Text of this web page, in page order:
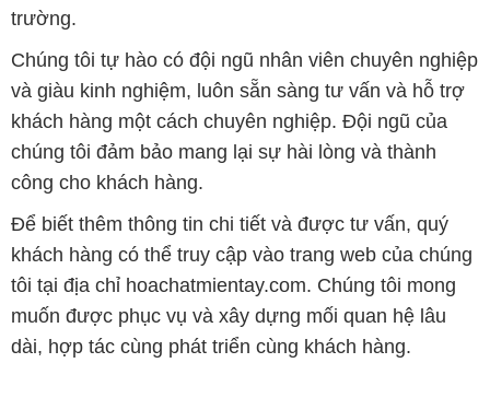
trường.
Chúng tôi tự hào có đội ngũ nhân viên chuyên nghiệp
và giàu kinh nghiệm, luôn sẵn sàng tư vấn và hỗ trợ
khách hàng một cách chuyên nghiệp. Đội ngũ của
chúng tôi đảm bảo mang lại sự hài lòng và thành
công cho khách hàng.
Để biết thêm thông tin chi tiết và được tư vấn, quý
khách hàng có thể truy cập vào trang web của chúng
tôi tại địa chỉ hoachatmientay.com. Chúng tôi mong
muốn được phục vụ và xây dựng mối quan hệ lâu
dài, hợp tác cùng phát triển cùng khách hàng.